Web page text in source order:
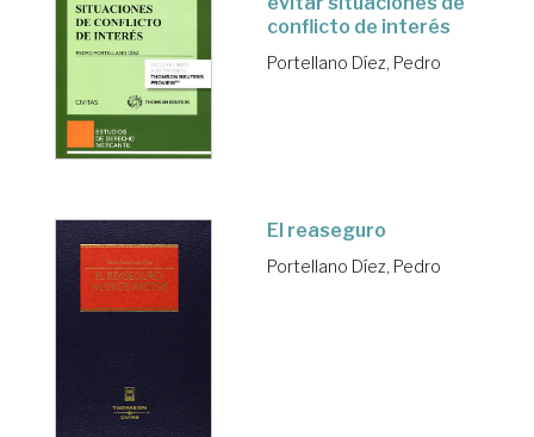
conflicto de interés
Portellano Díez, Pedro
El reaseguro
Portellano Díez, Pedro